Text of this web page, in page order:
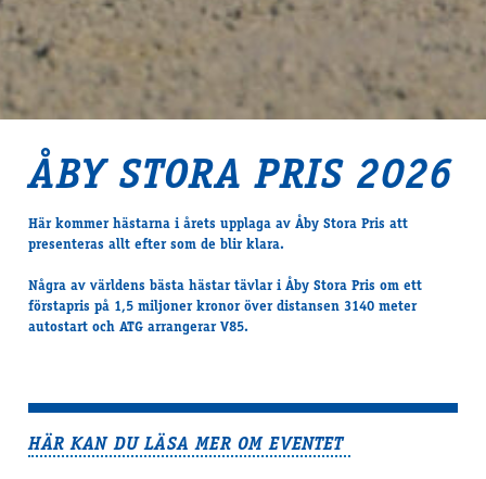
ÅBY STORA PRIS 2026
Här kommer hästarna i årets upplaga av Åby Stora Pris att
presenteras allt efter som de blir klara.
Några av världens bästa hästar tävlar i Åby Stora Pris om ett
förstapris på 1,5 miljoner kronor över distansen 3140 meter
autostart och ATG arrangerar V85.
HÄR KAN DU LÄSA MER OM EVENTET